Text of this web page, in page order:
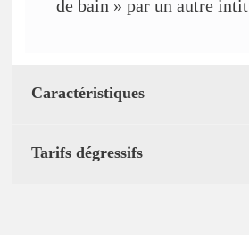
de bain » par un autre
Caractéristiques
Tarifs dégressifs